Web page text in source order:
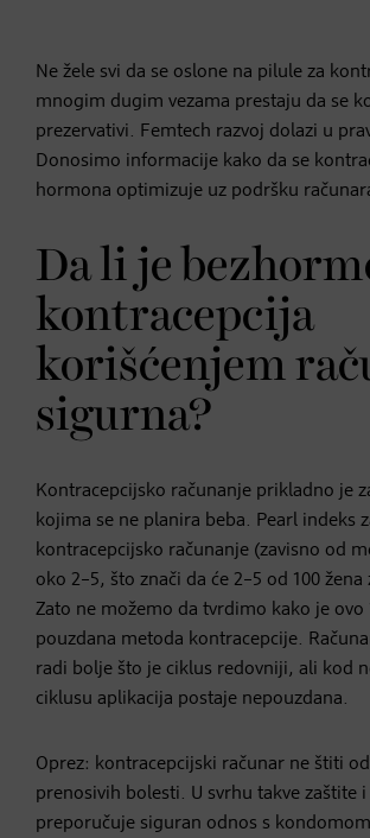
Ne žele svi da se oslone na pilule za
mnogim dugim vezama prestaju da se
prezervativi. Femtech razvoj dolazi u
Donosimo informacije kako da se
hormona optimizuje uz podršku
Da li je
kontracepcija
korišćenjem
sigurna?
Kontracepcijsko računanje prikladno je
kojima se ne planira beba. Pearl indeks
kontracepcijsko računanje (zavisno od
oko 2–5, što znači da će 2–5 od 100
Zato ne možemo da tvrdimo kako je ovo
pouzdana metoda kontracepcije.
radi bolje što je ciklus redovniji, ali kod
ciklusu aplikacija postaje nepouzdana.
Oprez: kontracepcijski računar ne štiti
prenosivih bolesti. U svrhu takve zaštite i
preporučuje siguran odnos s